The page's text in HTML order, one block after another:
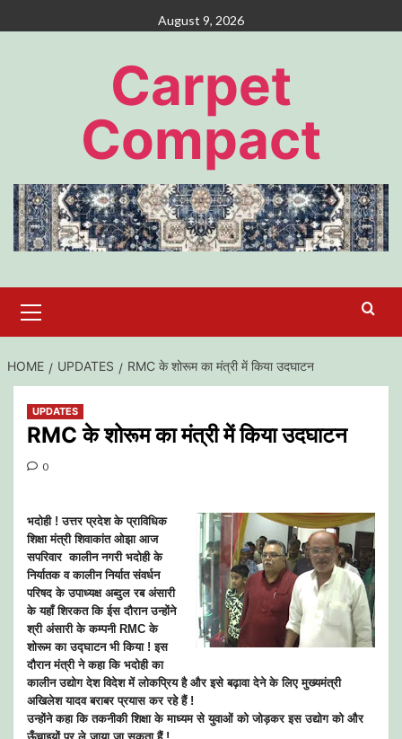
to
August 9, 2026
Carpet
Compact
Menu
HOME UPDATES RMC के शोरूम का मंत्री में किया उदघाटन
UPDATES
RMC के शोरूम का मंत्री में किया उदघाटन
0
भदोही ! उत्तर प्रदेश के प्राविधिक
शिक्षा मंत्री शिवाकांत ओझा आज
सपरिवारकालीन नगरी भदोही के
निर्यातक व कालीन निर्यात संवर्धन
परिषद के उपाध्यक्ष अब्दुल रब अंसारी
के यहाँ शिरकत कि ईस दौरान उन्होंने
श्री अंसारी के कम्पनी RMC के
शोरूम का उद्घाटन भी किया ! इस
दौरान मंत्री ने कहा कि भदोही का
कालीन उद्योग देश विदेश में लोकप्रिय है और इसे बढ़ावा देने के लिए मुख्यमंत्री
अखिलेश यादव बराबर प्रयास कर रहे हैं !
उन्होंने कहा कि तकनीकी शिक्षा के माध्यम से युवाओं को जोड़कर इस उद्योग को और